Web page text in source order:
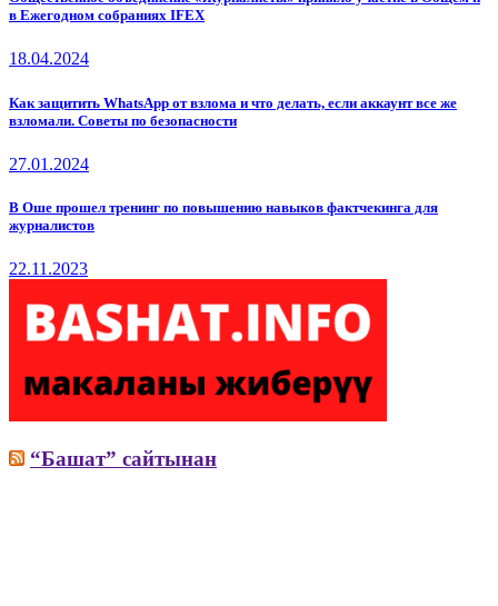
в Ежегодном собраниях IFEX
18.04.2024
Как защитить WhatsApp от взлома и что делать, если аккаунт все же
взломали. Советы по безопасности
27.01.2024
В Оше прошел тренинг по повышению навыков фактчекинга для
журналистов
22.11.2023
“Башат” сайтынан